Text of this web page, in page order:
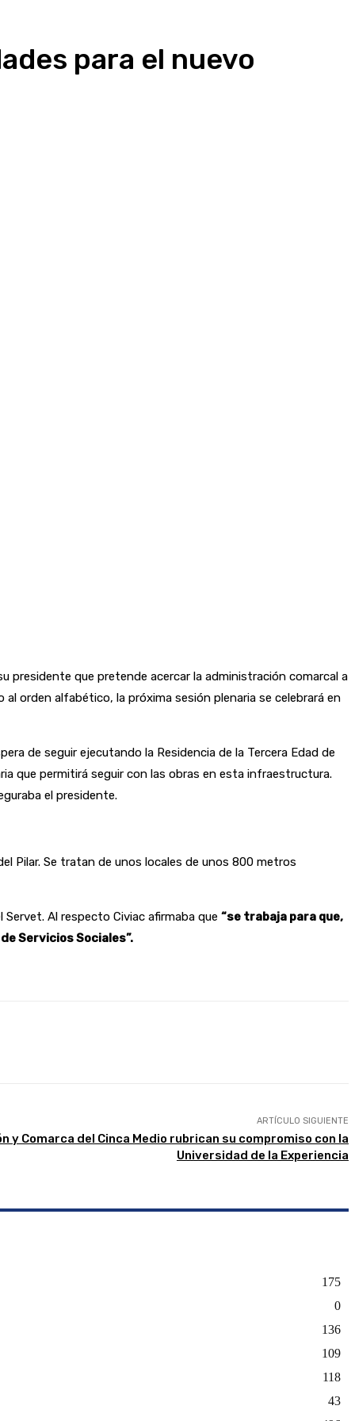
para el nuevo
presidente que pretende acercar la administración comarcal a
orden alfabético, la próxima sesión plenaria se celebrará en
de seguir ejecutando la Residencia de la Tercera Edad de
que permitirá seguir con las obras en esta infraestructura.
el presidente.
Pilar. Se tratan de unos locales de unos 800 metros
Al respecto Civiac afirmaba que “se trabaja para que,
Servicios Sociales”.
ARTÍCULO SIGUIENTE
y Comarca del Cinca Medio rubrican su compromiso con la
Universidad de la Experiencia
175
0
136
109
118
43